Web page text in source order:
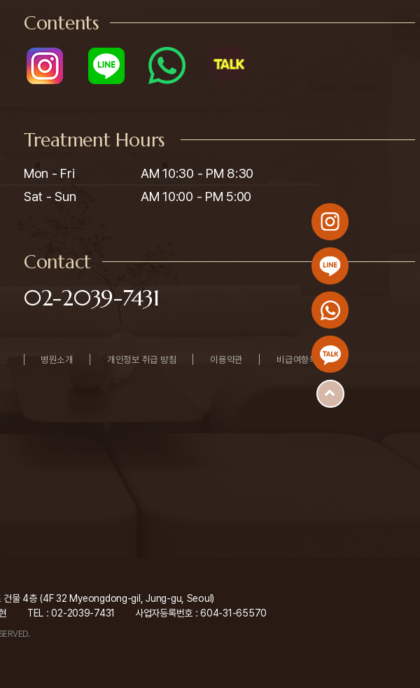
Contents
Treatment Hours
Mon - Fri
Sat - Sun
AM 10:30 - PM 8:30
AM 10:00 - PM 5:00
Contact
02-2039-7431
병원소개 개인정보 취급 방침 이용약관 비급여항목
건물 4층 (4F 32 Myeongdong-gil, Jung-gu, Seoul)
TEL : 02-2039-7431 사업자등록번호 : 604-31-65570